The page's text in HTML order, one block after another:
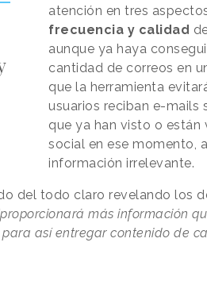
atención en tres
frecuencia y calidad
aunque ya haya
cantidad de correos en
que la herramienta
usuarios reciban e-mails
que ya han visto o están
social en ese momento,
información irrelevante.
del todo claro revelando los
más información
así entregar contenido de